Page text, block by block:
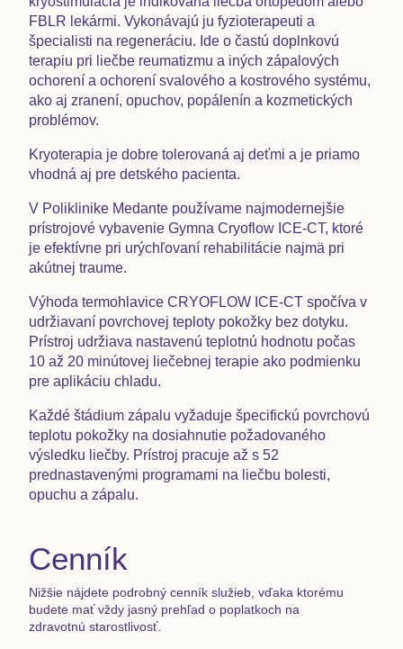
FBLR lekármi. Vykonávajú ju fyzioterapeuti a
špecialisti na regeneráciu. Ide o častú doplnkovú
terapiu pri liečbe reumatizmu a iných zápalových
ochorení a ochorení svalového a kostrového systému,
ako aj zranení, opuchov, popálenín a kozmetických
problémov.
Kryoterapia je dobre tolerovaná aj deťmi a je priamo
vhodná aj pre detského pacienta.
V Poliklinike Medante používame najmodernejšie
prístrojové vybavenie Gymna Cryoflow ICE‐CT, ktoré
je efektívne pri urýchľovaní rehabilitácie najmä pri
akútnej traume.
Výhoda termohlavice CRYOFLOW ICE-CT spočíva v
udržiavaní povrchovej teploty pokožky bez dotyku.
Prístroj udržiava nastavenú teplotnú hodnotu počas
10 až 20 minútovej liečebnej terapie ako podmienku
pre aplikáciu chladu.
Každé štádium zápalu vyžaduje špecifickú povrchovú
teplotu pokožky na dosiahnutie požadovaného
výsledku liečby. Prístroj pracuje až s 52
prednastavenými programami na liečbu bolesti,
opuchu a zápalu.
Cenník
Nižšie nájdete podrobný cenník služieb, vďaka ktorému
budete mať vždy jasný prehľad o poplatkoch na
zdravotnú starostlivosť.